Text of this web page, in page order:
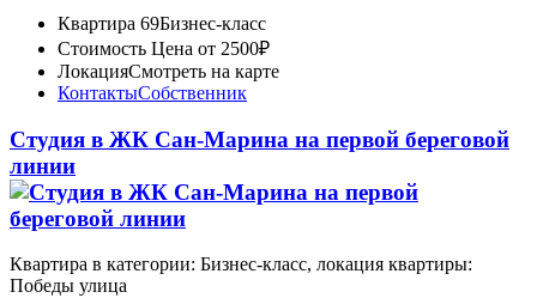
Квартира 69Бизнес-класс
Стоимость Цена от 2500₽
ЛокацияСмотреть на карте
КонтактыСобственник
Студия в ЖК Сан-Марина на первой береговой
линии
Квартира в категории: Бизнес-класс, локация квартиры:
Победы улица